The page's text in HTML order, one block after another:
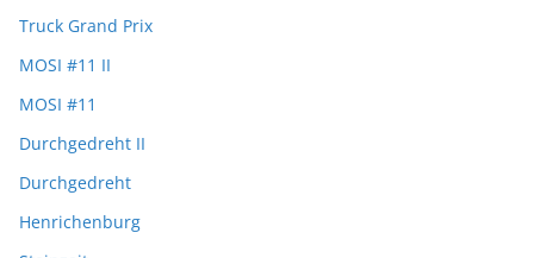
Truck Grand Prix
MOSI #11 II
MOSI #11
Durchgedreht II
Durchgedreht
Henrichenburg